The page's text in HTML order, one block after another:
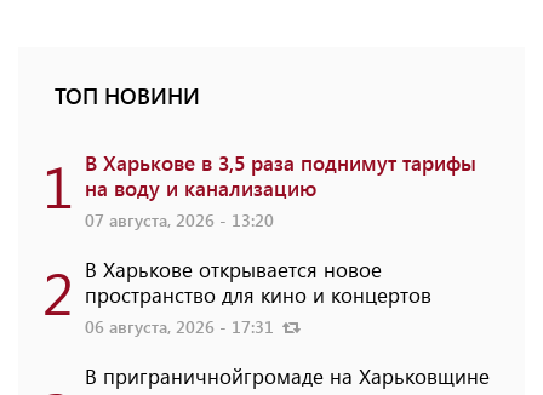
ТОП НОВИНИ
1 В Харькове в 3,5 раза поднимут тарифы
на воду и канализацию
07 августа, 2026 - 13:20
2 В Харькове открывается новое
пространство для кино и концертов
06 августа, 2026 - 17:31
В приграничнойгромаде на Харьковщине